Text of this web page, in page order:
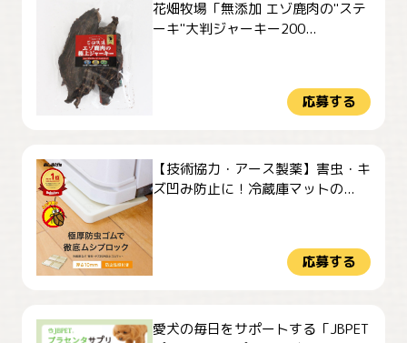
花畑牧場「無添加 エゾ鹿肉の"ステ
ーキ"大判ジャーキー200...
応募する
【技術協力・アース製薬】害虫・キ
ズ凹み防止に！冷蔵庫マットの...
応募する
愛犬の毎日をサポートする「JBPET